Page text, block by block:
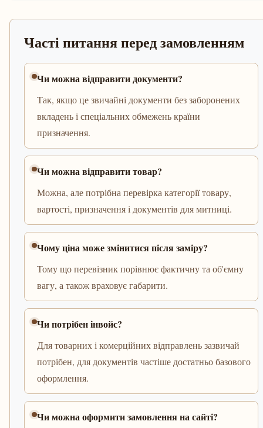
Часті питання перед замовленням
Чи можна відправити документи?
Так, якщо це звичайні документи без заборонених
вкладень і спеціальних обмежень країни
призначення.
Чи можна відправити товар?
Можна, але потрібна перевірка категорії товару,
вартості, призначення і документів для митниці.
Чому ціна може змінитися після заміру?
Тому що перевізник порівнює фактичну та об'ємну
вагу, а також враховує габарити.
Чи потрібен інвойс?
Для товарних і комерційних відправлень зазвичай
потрібен, для документів частіше достатньо базового
оформлення.
Чи можна оформити замовлення на сайті?